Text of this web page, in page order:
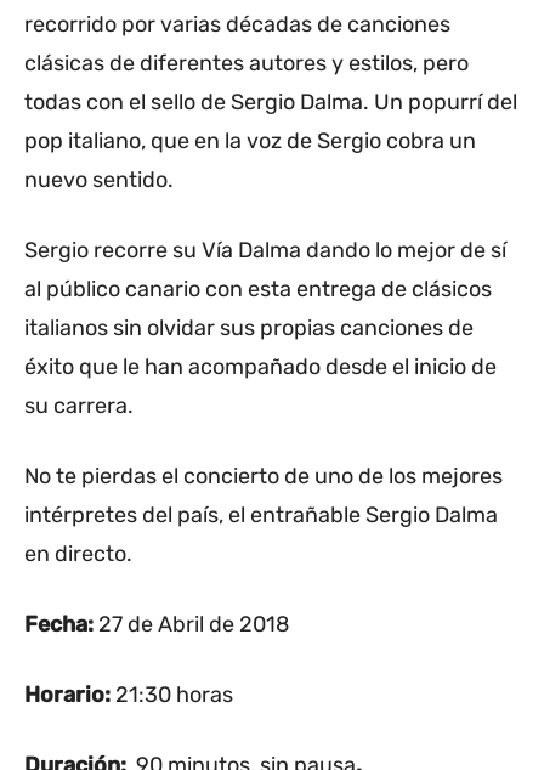
recorrido por varias décadas de canciones
clásicas de diferentes autores y estilos, pero
todas con el sello de Sergio Dalma. Un popurrí del
pop italiano, que en la voz de Sergio cobra un
nuevo sentido.
Sergio recorre su Vía Dalma dando lo mejor de sí
al público canario con esta entrega de clásicos
italianos sin olvidar sus propias canciones de
éxito que le han acompañado desde el inicio de
su carrera.
No te pierdas el concierto de uno de los mejores
intérpretes del país, el entrañable Sergio Dalma
en directo.
Fecha: 27 de Abril de 2018
Horario: 21:30 horas